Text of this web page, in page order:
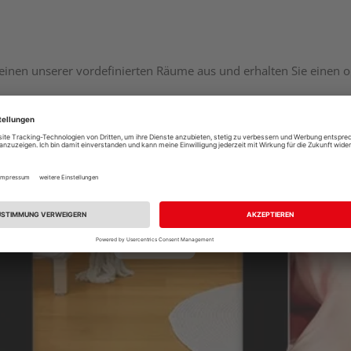
unserer vordefinierten Räume aus und erhalten Sie einen
Raumplaner